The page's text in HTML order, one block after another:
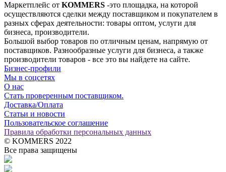
Маркетплейс от KOMMERS -это площадка, на которой
осуществляются сделки между поставщиком и покупателем в
разных сферах деятельности: товары оптом, услуги для
бизнеса, производители.
Большой выбор товаров по отличным ценам, напрямую от
поставщиков. Разнообразные услуги для бизнеса, а также
производители товаров - все это вы найдете на сайте.
Бизнес-профили
Мы в соцсетях
О нас
Стать проверенным поставщиком.
Доставка/Оплата
Статьи и новости
Пользовательское соглашение
Правила обработки персональных данных
© KOMMERS 2022
Все права защищены